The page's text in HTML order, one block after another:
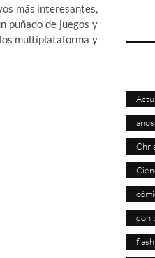
más interesantes,
puñado de juegos y
multiplataforma y
don
flash